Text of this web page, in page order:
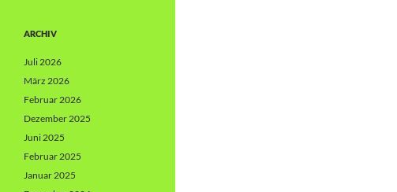
ARCHIV
Juli 2026
März 2026
Februar 2026
Dezember 2025
Juni 2025
Februar 2025
Januar 2025